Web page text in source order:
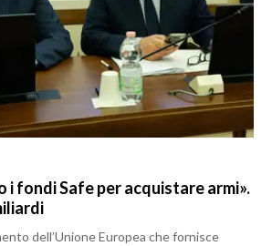
i fondi Safe per acquistare armi».
dell’Unione Europea che fornisce